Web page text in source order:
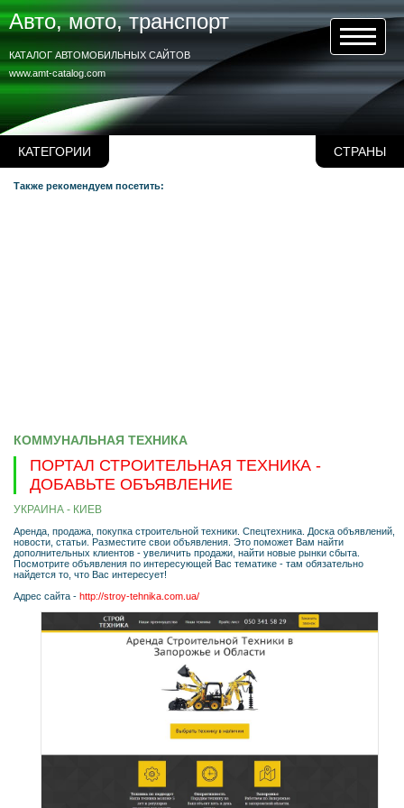
КАТЕГОРИИ СТРАНЫ
Авто, мото, транспорт
www.amt-catalog.com
КАТАЛОГ АВТОМОБИЛЬНЫХ САЙТОВ
Также рекомендуем посетить:
КОММУНАЛЬНАЯ ТЕХНИКА
ПОРТАЛ СТРОИТЕЛЬНАЯ ТЕХНИКА -
ДОБАВЬТЕ ОБЪЯВЛЕНИЕ
УКРАИНА - КИЕВ
Аренда, продажа, покупка строительной техники. Спецтехника. Доска объявлений,
новости, статьи. Разместите свои объявления. Это поможет Вам найти
дополнительных клиентов - увеличить продажи, найти новые рынки сбыта.
Посмотрите объявления по интересующей Вас тематике - там обязательно
найдется то, что Вас интересует!
Адрес сайта - http://stroy-tehnika.com.ua/